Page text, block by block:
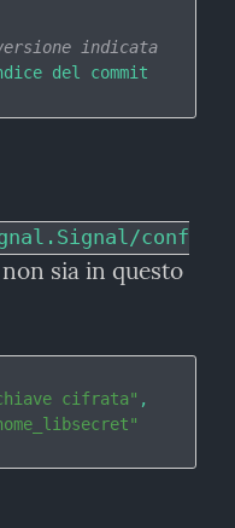
indicata
del commit
conf
non sia in questo
cifrata" ,